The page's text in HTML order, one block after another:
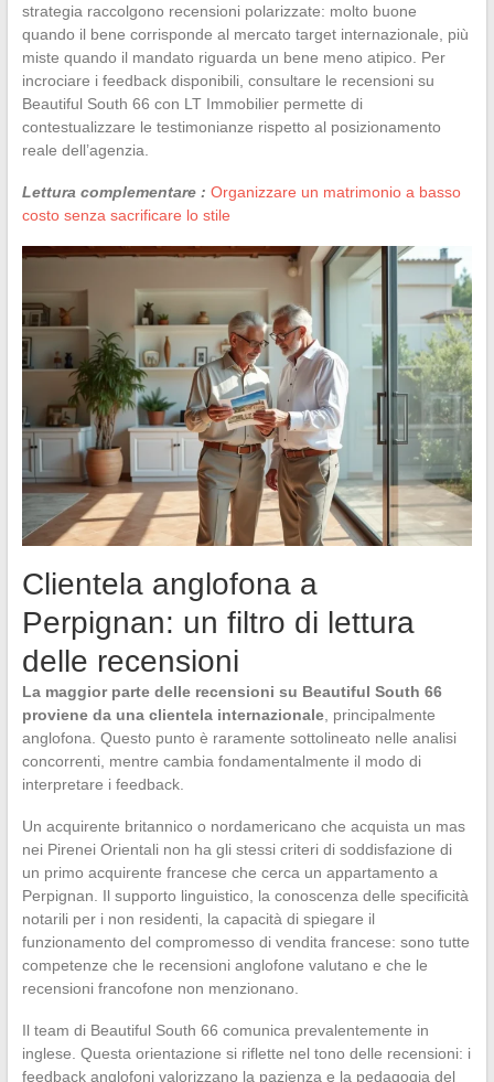
strategia raccolgono recensioni polarizzate: molto buone
quando il bene corrisponde al mercato target internazionale, più
miste quando il mandato riguarda un bene meno atipico. Per
incrociare i feedback disponibili, consultare le recensioni su
Beautiful South 66 con LT Immobilier permette di
contestualizzare le testimonianze rispetto al posizionamento
reale dell’agenzia.
Lettura complementare : Organizzare un matrimonio a basso
costo senza sacrificare lo stile
Clientela anglofona a
Perpignan: un filtro di lettura
delle recensioni
La maggior parte delle recensioni su Beautiful South 66
proviene da una clientela internazionale, principalmente
anglofona. Questo punto è raramente sottolineato nelle analisi
concorrenti, mentre cambia fondamentalmente il modo di
interpretare i feedback.
Un acquirente britannico o nordamericano che acquista un mas
nei Pirenei Orientali non ha gli stessi criteri di soddisfazione di
un primo acquirente francese che cerca un appartamento a
Perpignan. Il supporto linguistico, la conoscenza delle specificità
notarili per i non residenti, la capacità di spiegare il
funzionamento del compromesso di vendita francese: sono tutte
competenze che le recensioni anglofone valutano e che le
recensioni francofone non menzionano.
Il team di Beautiful South 66 comunica prevalentemente in
inglese. Questa orientazione si riflette nel tono delle recensioni: i
feedback anglofoni valorizzano la pazienza e la pedagogia del